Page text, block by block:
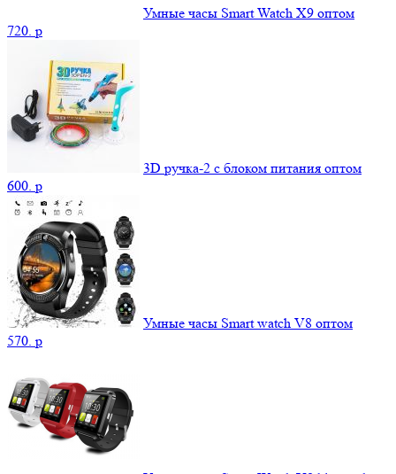
Умные часы Smart Watch X9 оптом
720. p
3D ручка-2 с блоком питания оптом
600. p
Умные часы Smart watch V8 оптом
570. p